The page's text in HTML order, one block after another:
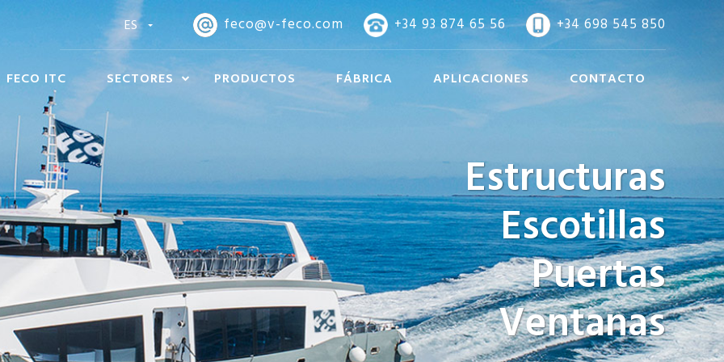
ES feco@v-feco.com +34 93 874 65 56 +34 698 545 850
FECO ITC SECTORES PRODUCTOS FÁBRICA APLICACIONES CONTACTO
Estructuras
Escotillas
Puertas
Ventanas